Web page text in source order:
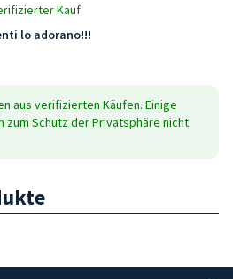
Kauf
lo adorano!!!
aus verifizierten Käufen. Einige
zum Schutz der Privatsphäre nicht